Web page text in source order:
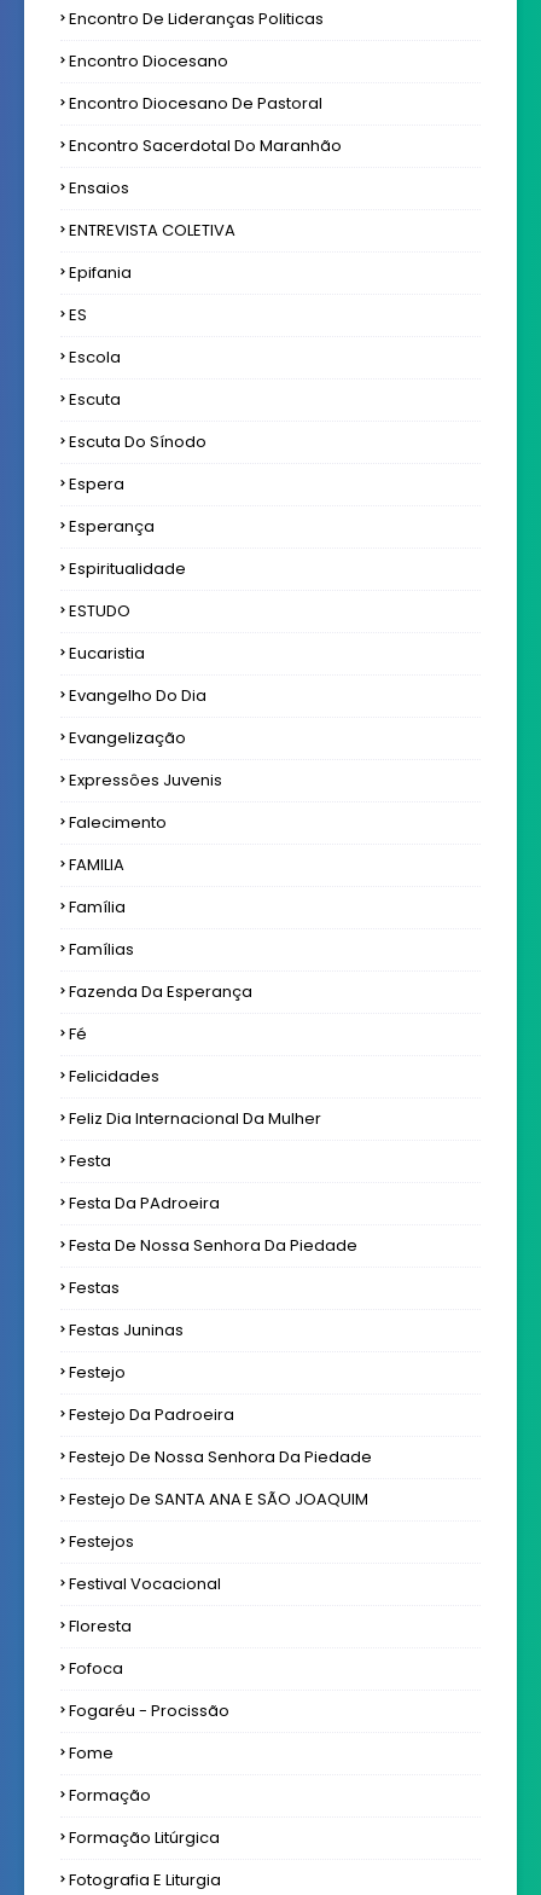
Encontro De Lideranças Politicas
Encontro Diocesano
Encontro Diocesano De Pastoral
Encontro Sacerdotal Do Maranhão
Ensaios
ENTREVISTA COLETIVA
Epifania
ES
Escola
Escuta
Escuta Do Sínodo
Espera
Esperança
Espiritualidade
ESTUDO
Eucaristia
Evangelho Do Dia
Evangelização
Expressôes Juvenis
Falecimento
FAMILIA
Família
Famílias
Fazenda Da Esperança
Fé
Felicidades
Feliz Dia Internacional Da Mulher
Festa
Festa Da PAdroeira
Festa De Nossa Senhora Da Piedade
Festas
Festas Juninas
Festejo
Festejo Da Padroeira
Festejo De Nossa Senhora Da Piedade
Festejo De SANTA ANA E SÃO JOAQUIM
Festejos
Festival Vocacional
Floresta
Fofoca
Fogaréu - Procissão
Fome
Formação
Formação Litúrgica
Fotografia E Liturgia